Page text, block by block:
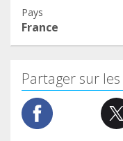
Pays
France
Partager sur